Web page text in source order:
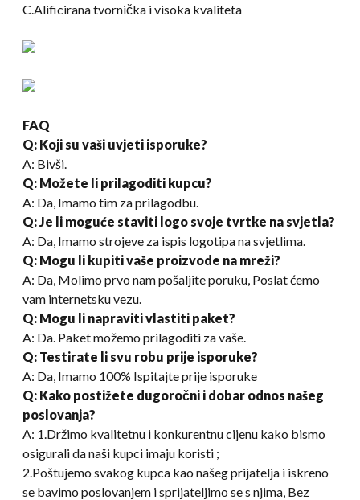
C.Alificirana tvornička i visoka kvaliteta
FAQ
Q: Koji su vaši uvjeti isporuke?
A: Bivši.
Q: Možete li prilagoditi kupcu?
A: Da, Imamo tim za prilagodbu.
Q: Je li moguće staviti logo svoje tvrtke na svjetla?
A: Da, Imamo strojeve za ispis logotipa na svjetlima.
Q: Mogu li kupiti vaše proizvode na mreži?
A: Da, Molimo prvo nam pošaljite poruku, Poslat ćemo
vam internetsku vezu.
Q: Mogu li napraviti vlastiti paket?
A: Da. Paket možemo prilagoditi za vaše.
Q: Testirate li svu robu prije isporuke?
A: Da, Imamo 100% Ispitajte prije isporuke
Q: Kako postižete dugoročni i dobar odnos našeg
poslovanja?
A: 1.Držimo kvalitetnu i konkurentnu cijenu kako bismo
osigurali da naši kupci imaju koristi ;
2.Poštujemo svakog kupca kao našeg prijatelja i iskreno
se bavimo poslovanjem i sprijateljimo se s njima, Bez